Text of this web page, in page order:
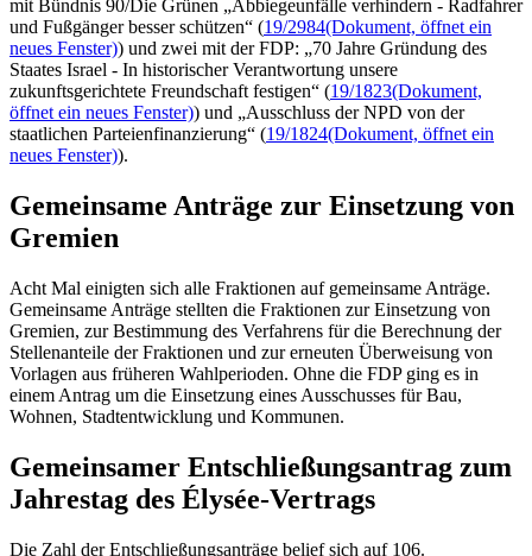
mit Bündnis 90/Die Grünen „Abbiegeunfälle verhindern - Radfahrer
und Fußgänger besser schützen“ (19/2984(Dokument, öffnet ein
neues Fenster)) und zwei mit der FDP: „70 Jahre Gründung des
Staates Israel - In historischer Verantwortung unsere
zukunftsgerichtete Freundschaft festigen“ (19/1823(Dokument,
öffnet ein neues Fenster)) und „Ausschluss der NPD von der
staatlichen Parteienfinanzierung“ (19/1824(Dokument, öffnet ein
neues Fenster)).
Gemeinsame Anträge zur Einsetzung von
Gremien
Acht Mal einigten sich alle Fraktionen auf gemeinsame Anträge.
Gemeinsame Anträge stellten die Fraktionen zur Einsetzung von
Gremien, zur Bestimmung des Verfahrens für die Berechnung der
Stellenanteile der Fraktionen und zur erneuten Überweisung von
Vorlagen aus früheren Wahlperioden. Ohne die FDP ging es in
einem Antrag um die Einsetzung eines Ausschusses für Bau,
Wohnen, Stadtentwicklung und Kommunen.
Gemeinsamer Entschließungsantrag zum
Jahrestag des Élysée-Vertrags
Die Zahl der Entschließungsanträge belief sich auf 106.